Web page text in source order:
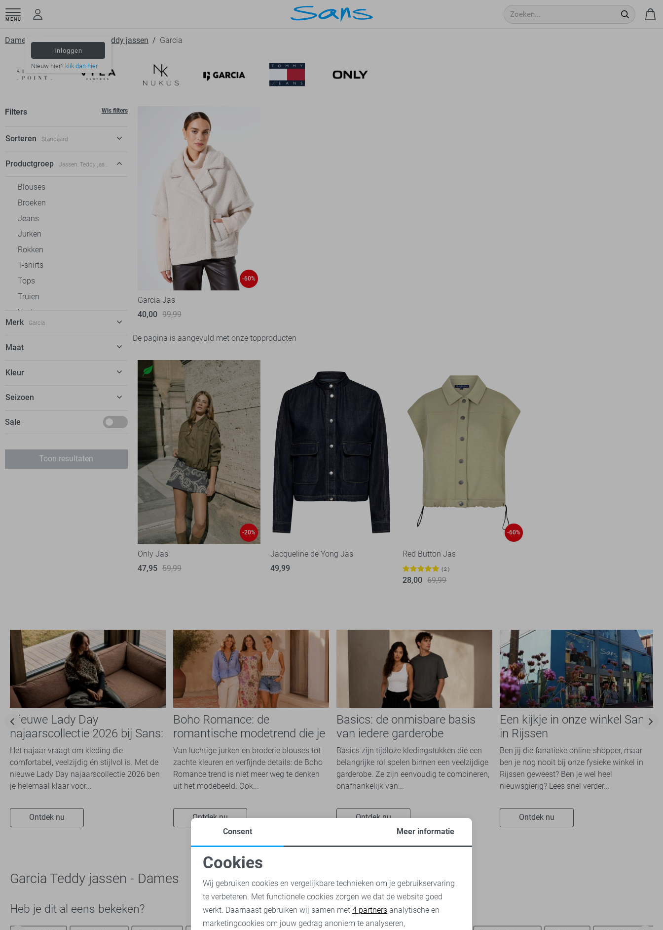
MENU
Inloggen
Nieuw hier? klik dan hier
Dameskleding Jassen Teddy jassen Garcia
Filters Wis filters
Sorteren Standaard
Standaard
Productgroep Jassen, Teddy jassen
Blouses
Broeken
Jeans
Jurken
Rokken
T-shirts
Tops
Truien
Vesten
Jassen
Accessoires
Merk Garcia
Garcia 5
Only
Vila
Maat
M
Kleur
Beige
Seizoen
Basics
Sale
Toon resultaten
-60%
Garcia Jas
40,00 99,99
De pagina is aangevuld met onze topproducten
-20%
Only Jas
47,95 59,99
Jacqueline de Yong Jas
49,99
-60%
Red Button Jas
2
28,00 69,99
Nieuwe Lady Day
najaarscollectie 2026 bij Sans:
stijl en comfort in
travelkwaliteit
Het najaar vraagt om kleding die
comfortabel, veelzijdig én stijlvol is. Met de
nieuwe Lady Day najaarscollectie 2026 ben
je helemaal klaar voor...
Ontdek nu
Boho Romance: de
romantische modetrend die je
dit seizoen overal ziet
Van luchtige jurken en broderie blouses tot
zachte kleuren en verfijnde details: de Boho
Romance trend is niet meer weg te denken
uit het modebeeld. Ook...
Ontdek nu
Basics: de onmisbare basis
van iedere garderobe
Basics zijn tijdloze kledingstukken die een
belangrijke rol spelen binnen een veelzijdige
garderobe. Ze zijn eenvoudig te combineren,
onafhankelijk van...
Ontdek nu
Een kijkje in onze winkel Sans
in Rijssen
Ben jij die fanatieke online-shopper, maar
ben je nog nooit bij onze fysieke winkel in
Rijssen geweest? Ben je wel heel
nieuwsgierig? Lees snel verder...
Ontdek nu
Garcia Teddy jassen - Dames
Heb je dit al eens bekeken?
Noodzakelijke cookies
Analytische cookies Marketing cookies
Consent Meer informatie
Cookies
Wij gebruiken cookies en vergelijkbare technieken om je gebruikservaring
te verbeteren. Met functionele cookies zorgen we dat de website goed
werkt. Daarnaast gebruiken wij samen met 4 partners analytische en
marketingcookies om jouw gedrag anoniem te analyseren,